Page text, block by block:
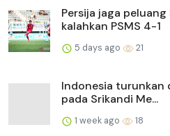
Persija jaga
kalahkan PSMS 4-1
5 days ago 21
Indonesia turunkan
pada Srikandi Me...
1 week ago 18